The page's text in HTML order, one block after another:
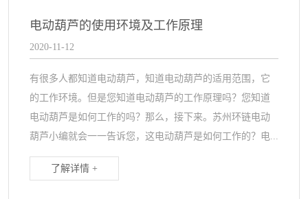
电动葫芦的使用环境及工作原理
2020-11-12
有很多人都知道电动葫芦，知道电动葫芦的适用范围，它
的工作环境。但是您知道电动葫芦的工作原理吗？您知道
电动葫芦是如何工作的吗？那么，接下来。苏州环链电动
葫芦小编就会一一告诉您，这电动葫芦是如何工作的？电...
了解详情 +